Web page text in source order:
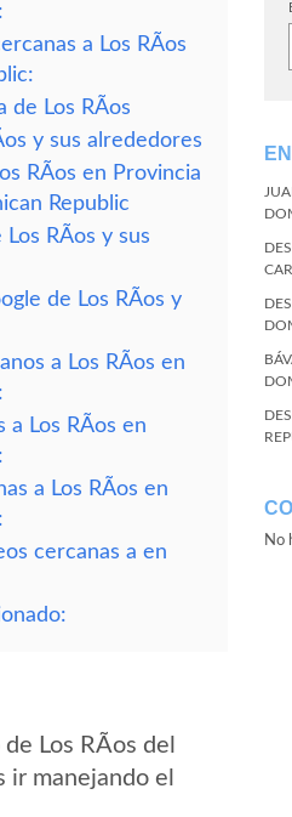
a Los RÃ­os
de Los RÃ­os
y sus alrededores
RÃ­os en Provincia
Republic
RÃ­os y sus
de Los RÃ­os y
a Los RÃ­os en
a Los RÃ­os en
a Los RÃ­os en
cercanas a en
Los RÃ­os del
manejando el
No